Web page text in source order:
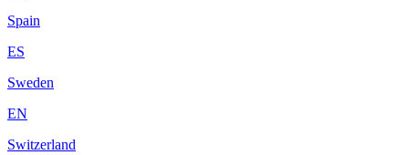
Spain
ES
Sweden
EN
Switzerland